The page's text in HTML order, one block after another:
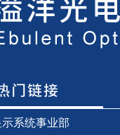
示系统事业部